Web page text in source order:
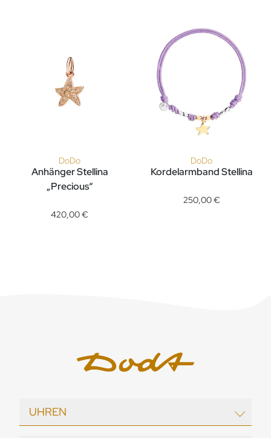
DoDo
Anhänger Stellina
„Precious“
DoDo Anhänger Stellina „Precious“, Ref: DMB5003-STARS-
420,00 €
DoDo
Kordelarmband Stellina
250,00 €
UHREN